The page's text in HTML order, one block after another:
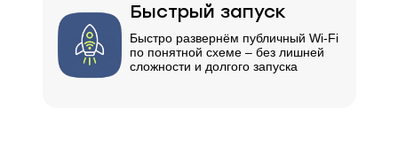
Быстрый запуск
Быстро развернём публичный Wi-Fi
по понятной схеме – без лишней
сложности и долгого запуска